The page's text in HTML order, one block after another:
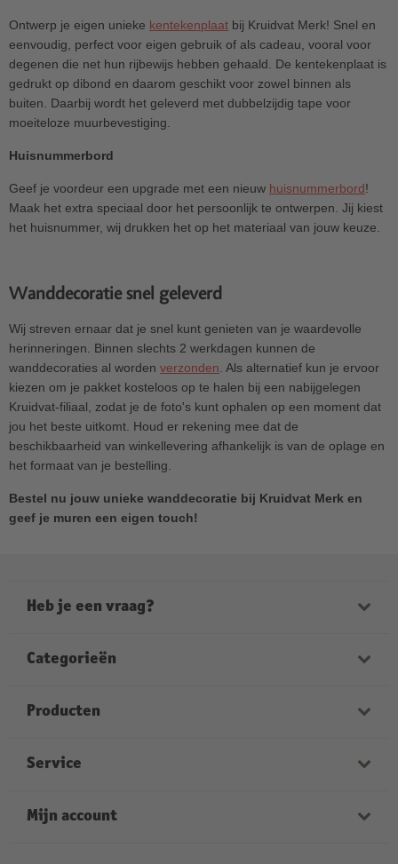
Ontwerp je eigen unieke kentekenplaat bij Kruidvat Merk! Snel en
eenvoudig, perfect voor eigen gebruik of als cadeau, vooral voor
degenen die net hun rijbewijs hebben gehaald. De kentekenplaat is
gedrukt op dibond en daarom geschikt voor zowel binnen als
buiten. Daarbij wordt het geleverd met dubbelzijdig tape voor
moeiteloze muurbevestiging.
Huisnummerbord
Geef je voordeur een upgrade met een nieuw huisnummerbord!
Maak het extra speciaal door het persoonlijk te ontwerpen. Jij kiest
het huisnummer, wij drukken het op het materiaal van jouw keuze.
Wanddecoratie snel geleverd
Wij streven ernaar dat je snel kunt genieten van je waardevolle
herinneringen. Binnen slechts 2 werkdagen kunnen de
wanddecoraties al worden verzonden . Als alternatief kun je ervoor
kiezen om je pakket kosteloos op te halen bij een nabijgelegen
Kruidvat-filiaal, zodat je de foto's kunt ophalen op een moment dat
jou het beste uitkomt. Houd er rekening mee dat de
beschikbaarheid van winkellevering afhankelijk is van de oplage en
het formaat van je bestelling.
Bestel nu jouw unieke wanddecoratie bij Kruidvat Merk en
geef je muren een eigen touch!
Heb je een vraag?
openingstijden zijn:
zondag van 12:00 tot 18:00
FAQ
Categorieën
Fotoboeken
Wanddecoratie
Textiel
Producten
Kruidvat Merk foto’s
Fotomok
Service
Faq
Mijn account